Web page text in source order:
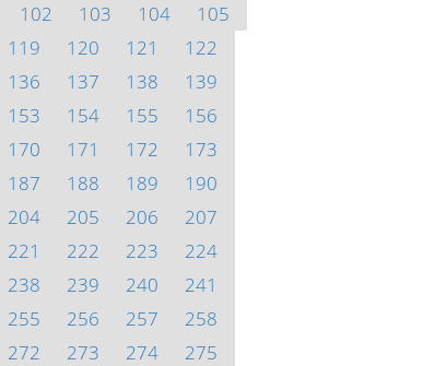
102 103 104
105
119 120 121
122
136 137 138
139
153 154 155
156
170 171 172
173
187 188 189
190
204 205 206
207
221 222 223
224
238 239 240
241
255 256 257
258
272 273 274 275